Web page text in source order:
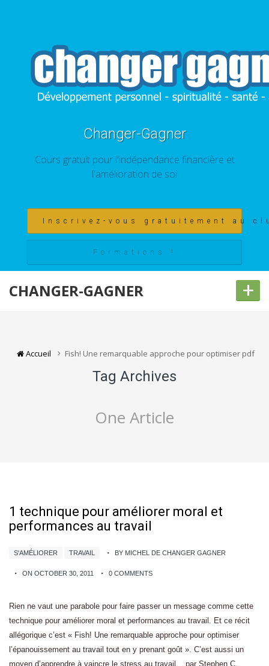
Changer-Gagner
Cours gratuit pour l'indépendance financière et
l'amélioration de soi
Inscrivez-vous gratuitement au
Formations !
CHANGER-GAGNER +
Accueil Fish! Une remarquable approche pour optimiser pdf
Tag Archives
One Article
1 technique pour améliorer moral et
performances au travail
S'AMÉLIORER TRAVAIL BY MICHEL DE CHANGER GAGNER
ON OCTOBER 30, 2011 0 COMMENTS
Rien ne vaut une parabole pour faire passer un message comme cette
technique pour améliorer moral et performances au travail. Et ce récit
allégorique c’est « Fish! Une remarquable approche pour optimiser
l’épanouissement au travail tout en y prenant goût ». C’est aussi un
moyen d’apprendre à vaincre le stress au travail. par Stephen C.